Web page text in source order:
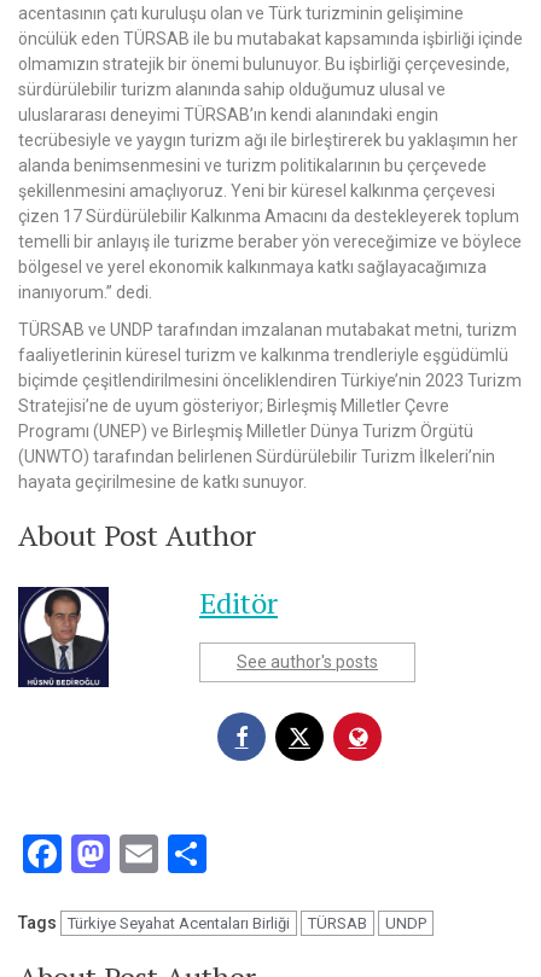
acentasının çatı kuruluşu olan ve Türk turizminin gelişimine
öncülük eden TÜRSAB ile bu mutabakat kapsamında işbirliği içinde
olmamızın stratejik bir önemi bulunuyor. Bu işbirliği çerçevesinde,
sürdürülebilir turizm alanında sahip olduğumuz ulusal ve
uluslararası deneyimi TÜRSAB’ın kendi alanındaki engin
tecrübesiyle ve yaygın turizm ağı ile birleştirerek bu yaklaşımın her
alanda benimsenmesini ve turizm politikalarının bu çerçevede
şekillenmesini amaçlıyoruz. Yeni bir küresel kalkınma çerçevesi
çizen 17 Sürdürülebilir Kalkınma Amacını da destekleyerek toplum
temelli bir anlayış ile turizme beraber yön vereceğimize ve böylece
bölgesel ve yerel ekonomik kalkınmaya katkı sağlayacağımıza
inanıyorum.” dedi.
TÜRSAB ve UNDP tarafından imzalanan mutabakat metni, turizm
faaliyetlerinin küresel turizm ve kalkınma trendleriyle eşgüdümlü
biçimde çeşitlendirilmesini önceliklendiren Türkiye’nin 2023 Turizm
Stratejisi’ne de uyum gösteriyor; Birleşmiş Milletler Çevre
Programı (UNEP) ve Birleşmiş Milletler Dünya Turizm Örgütü
(UNWTO) tarafından belirlenen Sürdürülebilir Turizm İlkeleri’nin
hayata geçirilmesine de katkı sunuyor.
About Post Author
Editör
See author's posts
Facebook
Mastodon
Email
Tags Türkiye Seyahat Acentaları Birliği TÜRSAB UNDP